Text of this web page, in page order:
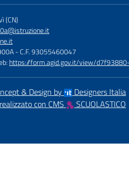
(CN)
- C.F. 93055460047
https://form.agid.gov.it/view/
& Design by
Designers Italia
con CMS
SCUOLASTICO